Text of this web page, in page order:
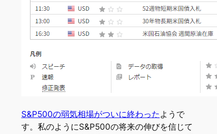
S&P500の弱気相場がついに終わった ようで
す。私のようにS&P500の将来の伸びを信じて